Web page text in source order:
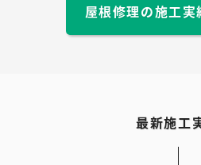
屋根修理の施工実
最新施工